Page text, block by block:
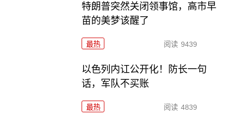
特朗普突然关闭领事馆，高市早
苗的美梦该醒了
最热 阅读 9439
以色列内讧公开化！防长一句
话，军队不买账
最热 阅读 4839